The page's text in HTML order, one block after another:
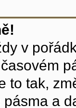
v
to tak,
a